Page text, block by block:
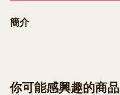
簡介
你可能感興趣的商品